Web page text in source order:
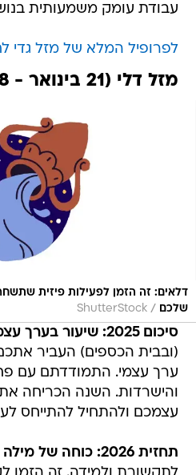
עבודת עומק משמעותית
לפרופיל המלא של מזל גדי
מזל דלי (21 בינואר - 18 בפברואר)
דלאים: זה הזמן לפעילות פיזית
שלכם
/
ShutterStock
סיכום 2025: שיעור בערך עצמי
(ובבית הכספים) העביר
ערך עצמי. התמודדתם עם
והישרדות. השנה הכריחה
עצמכם ולהתחיל להתייחס
תחזית 2026: כוחה של מילה